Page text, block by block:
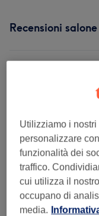
Recensioni salone
Ambiente
Pulizia
Staff
Utilizziamo i
personalizzare
funzionalità dei
traffico.
cui utilizza il
occupano di
media.